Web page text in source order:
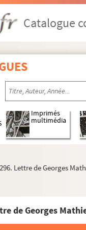
Catalogue
Imprimés
multimédia
Lettre de Georges
de Georges
générale
7. Années 1920 - 1929
84. Années 1939 à 1944
- 114. Années 1945 à 1947
- 136. Années 1948 à 1960
- 177. Années 1961 à 1965
- 207. Années 1966 à 1969
- 243. Années 1970 à 1972
Lettre de Tadao Arita
Invitation de